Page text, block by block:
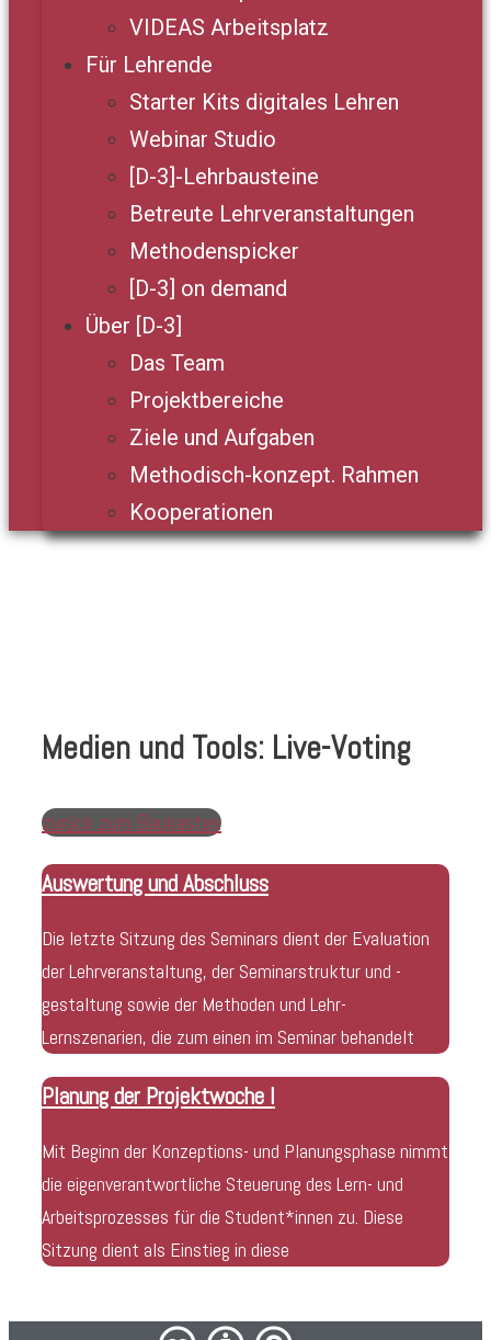
VIDEAS Arbeitsplatz
Für Lehrende
Starter Kits digitales Lehren
Webinar Studio
[D-3]-Lehrbausteine
Betreute Lehrveranstaltungen
Methodenspicker
[D-3] on demand
Über [D-3]
Das Team
Projektbereiche
Ziele und Aufgaben
Methodisch-konzept. Rahmen
Kooperationen
Medien und Tools: Live-Voting
zurück zum Baukasten
Auswertung und Abschluss
Die letzte Sitzung des Seminars dient der Evaluation
der Lehrveranstaltung, der Seminarstruktur und -
gestaltung sowie der Methoden und Lehr-
Lernszenarien, die zum einen im Seminar behandelt
Planung der Projektwoche I
Mit Beginn der Konzeptions- und Planungsphase nimmt
die eigenverantwortliche Steuerung des Lern- und
Arbeitsprozesses für die Student*innen zu. Diese
Sitzung dient als Einstieg in diese